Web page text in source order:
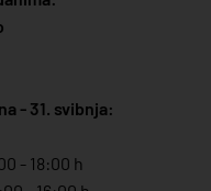
- 31. svibnja:
- 18:00 h